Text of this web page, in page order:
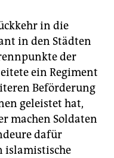
in die
in den Städten
der
ein Regiment
Beförderung
geleistet hat,
machen Soldaten
dafür
islamistische